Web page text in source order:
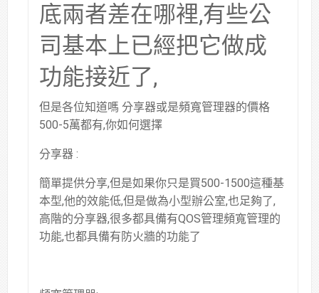
底兩者差在哪裡,有些公
司基本上已經把它做成
功能接近了,
但是各位知道嗎 分享器或是頻寬管理器的價格
500-5萬都有,你如何選擇
分享器 :
簡單提供分享,但是如果你只是買500-1500這種基
本型,他的效能低,但是做為小型辦公室,也足夠了,
高階的分享器,很多都具備有QOS管理頻寬管理的
功能,也都具備有防火牆的功能了